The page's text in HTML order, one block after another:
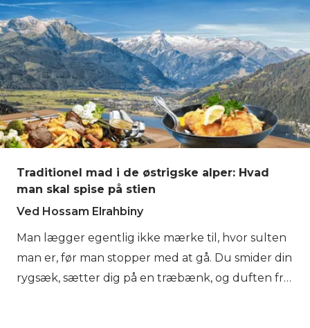
har tilpasset sig det stejle terræn og de lange
vintre. Fra dyreliv, der bevæger sig over høje
klipper, til blomster, der blomstrer i den korte
sommer, følger naturen her sin egen rytme. Hvis
du vil opleve denne forandring fra dalens skove til
alpeterræn selv, giver Hytte-til-Hytte Vandring i
Østrig dig mulighed for at udforske det trin for
Traditionel mad i de østrigske alper: Hvad
man skal spise på stien
Ved Hossam Elrahbiny
Man lægger egentlig ikke mærke til, hvor sulten
man er, før man stopper med at gå. Du smider din
rygsæk, sætter dig på en træbænk, og duften fra